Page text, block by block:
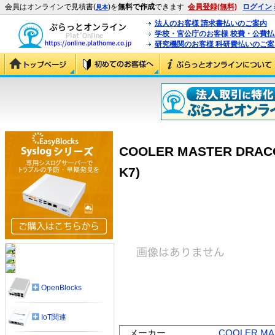
会員はオンラインで見積書(見本)を無料で作成できます 会員登録(無料) ログイン
法人のお客様 請求書払いのご案内
学校・官公庁のお客様 校費・公費
研究機関のお客様 科研費払いのご
COOLER MASTER
K7)
メーカー
COOLER
OpenBlocks
IoT関連